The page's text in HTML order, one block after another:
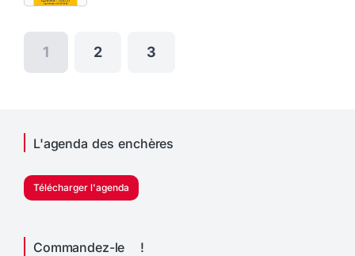
1 2 3
L'agenda des enchères
Télécharger l'agenda
Commandez-le !